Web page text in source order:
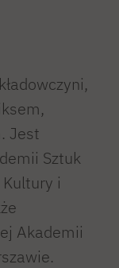
Jest
Sztuk
i
Akademii